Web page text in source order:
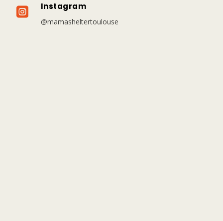
 Instagram
@mamasheltertoulouse